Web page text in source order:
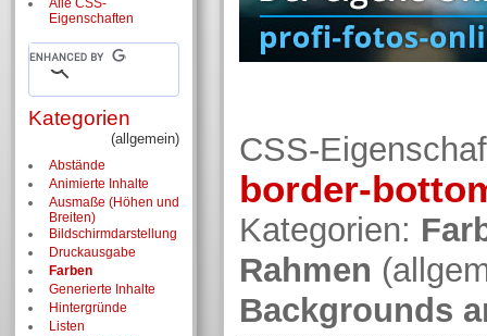
CSS-
border-
Kategorien:
Rahmen
Backgrounds
Alle CSS-
Eigenschaften
Kategorien
(allgemein)
Abstände
Animierte Inhalte
Ausmaße (Höhen und
Breiten)
Bildschirm­darstellung
Druckausgabe
Farben
Generierte Inhalte
Hintergründe
Listen